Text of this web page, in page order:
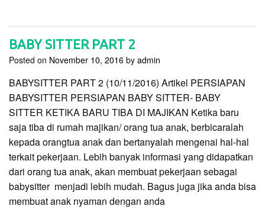
BABY SITTER PART 2
Posted on November 10, 2016 by admin
BABYSITTER PART 2 (10/11/2016) Artikel PERSIAPAN
BABYSITTER PERSIAPAN BABY SITTER- BABY
SITTER KETIKA BARU TIBA DI MAJIKAN Ketika baru
saja tiba di rumah majikan/ orang tua anak, berbicaralah
kepada orangtua anak dan bertanyalah mengenai hal-hal
terkait pekerjaan. Lebih banyak informasi yang didapatkan
dari orang tua anak, akan membuat pekerjaan sebagai
babysitter menjadi lebih mudah. Bagus juga jika anda bisa
membuat anak nyaman dengan anda